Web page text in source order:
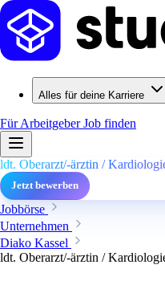
Alles für deine Karriere
Für ArbeitgeberJob finden
ldt. Oberarzt/-ärztin /
Jetzt bewerben
Jobbörse
Unternehmen
Diako Kassel
ldt. Oberarzt/-ärztin /